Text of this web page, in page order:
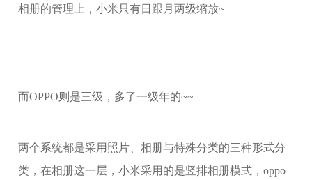
相册的管理上，小米只有日跟月两级缩放~
而OPPO则是三级，多了一级年的~~
两个系统都是采用照片、相册与特殊分类的三种形式分
类，在相册这一层，小米采用的是竖排相册模式，oppo